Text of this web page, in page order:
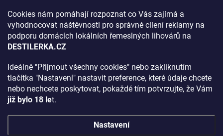
Cookies nám pomáhají rozpoznat co Vás zajímá a
vyhodnocovat náštěvnosti pro správné cílení reklamy na
podporu domácích lokálních řemeslných lihovárů na
DESTILERKA.CZ
Ideálně "Přijmout všechny cookies" nebo zakliknutím
tlačítka "Nastavení" nastavit preference, které údaje chcete
nebo nechcete poskytovat, pokaždé tím potvrzujte, že Vám
již bylo 18 let.
Nastavení
Rozhovor s DESTILERKA.CZ v magazínu DRINKING-CAT
Jak vybrat dárek na Vánoce
Archiv